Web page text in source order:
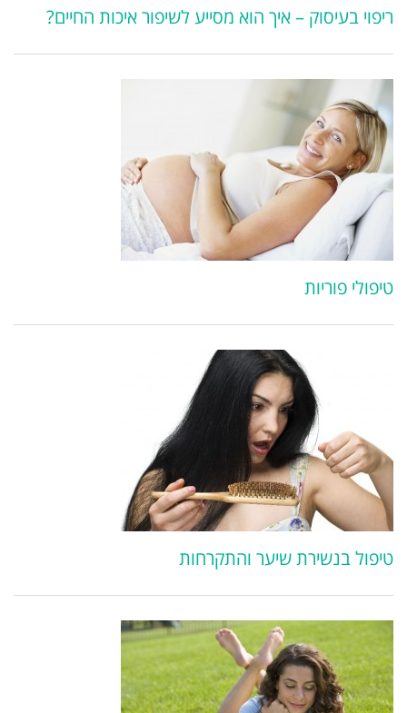
ריפוי בעיסוק – איך הוא מסייע לשיפור איכות החיים?
טיפולי פוריות
טיפול בנשירת שיער והתקרחות